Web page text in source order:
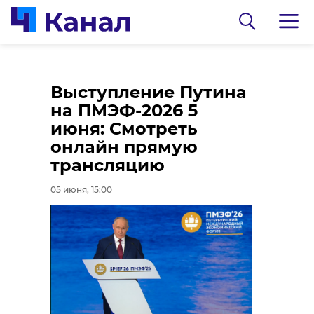
Выступление Путина
на ПМЭФ-2026 5
июня: Смотреть
онлайн прямую
трансляцию
05 июня, 15:00
В Выборгском
районе нашли
пропавших пожилого
мужчину и его внука
05 июня, 14:38
Спасатели извлекли
из озера тело
мужчины во
Всеволожском
районе
05 июня, 14:12